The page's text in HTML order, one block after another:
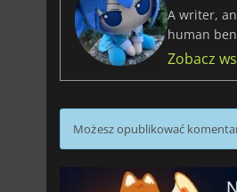
A writer,
human
Zobacz
Możesz opublikować